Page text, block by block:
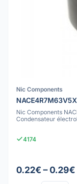
Nic Components
Nic Components
Condensateur
4174
0.22€ – 0.29€